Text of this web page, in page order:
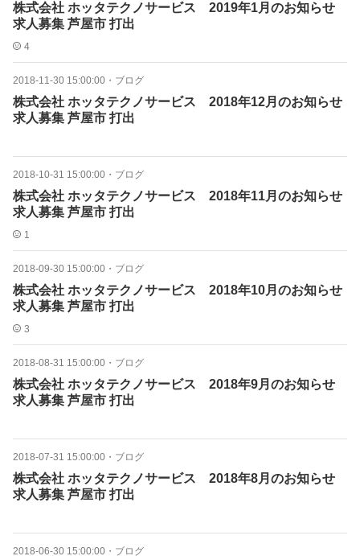
株式会社 ホッタテクノサービス 2019年1月のお知らせ
求人募集 芦屋市 打出
4
2018-11-30 15:00:00 ・ ブログ
株式会社 ホッタテクノサービス 2018年12月のお知らせ
求人募集 芦屋市 打出
2018-10-31 15:00:00 ・ ブログ
株式会社 ホッタテクノサービス 2018年11月のお知らせ
求人募集 芦屋市 打出
1
2018-09-30 15:00:00 ・ ブログ
株式会社 ホッタテクノサービス 2018年10月のお知らせ
求人募集 芦屋市 打出
3
2018-08-31 15:00:00 ・ ブログ
株式会社 ホッタテクノサービス 2018年9月のお知らせ
求人募集 芦屋市 打出
2018-07-31 15:00:00 ・ ブログ
株式会社 ホッタテクノサービス 2018年8月のお知らせ
求人募集 芦屋市 打出
2018-06-30 15:00:00 ・ ブログ